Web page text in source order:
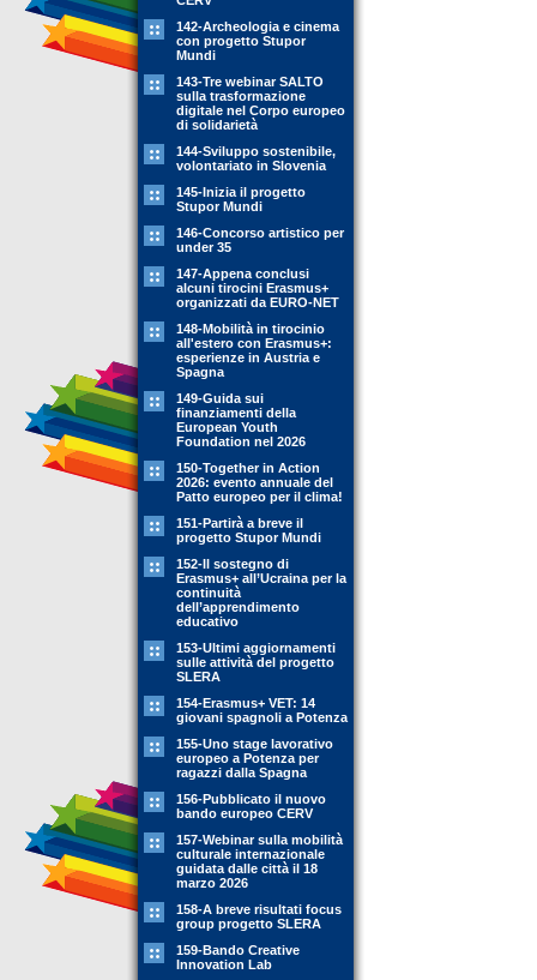
142-Archeologia e cinema
con progetto Stupor
Mundi
143-Tre webinar SALTO
sulla trasformazione
digitale nel Corpo europeo
di solidarietà
144-Sviluppo sostenibile,
volontariato in Slovenia
145-Inizia il progetto
Stupor Mundi
146-Concorso artistico per
under 35
147-Appena conclusi
alcuni tirocini Erasmus+
organizzati da EURO-NET
148-Mobilità in tirocinio
all'estero con Erasmus+:
esperienze in Austria e
Spagna
149-Guida sui
finanziamenti della
European Youth
Foundation nel 2026
150-Together in Action
2026: evento annuale del
Patto europeo per il clima!
151-Partirà a breve il
progetto Stupor Mundi
152-Il sostegno di
Erasmus+ all’Ucraina per la
continuità
dell’apprendimento
educativo
153-Ultimi aggiornamenti
sulle attività del progetto
SLERA
154-Erasmus+ VET: 14
giovani spagnoli a Potenza
155-Uno stage lavorativo
europeo a Potenza per
ragazzi dalla Spagna
156-Pubblicato il nuovo
bando europeo CERV
157-Webinar sulla mobilità
culturale internazionale
guidata dalle città il 18
marzo 2026
158-A breve risultati focus
group progetto SLERA
159-Bando Creative
Innovation Lab